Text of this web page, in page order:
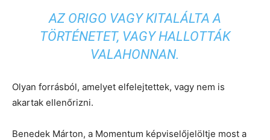
AZ ORIGO VAGY KITALÁLTA A
TÖRTÉNETET, VAGY HALLOTTÁK
VALAHONNAN.
Olyan forrásból, amelyet elfelejtettek, vagy nem is
akartak ellenőrizni.
Benedek Márton, a Momentum képviselőjelöltje most a